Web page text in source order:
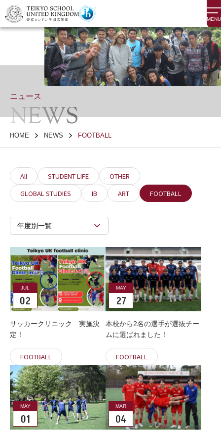
MENU
ニュース
NEWS
HOME NEWS FOOTBALL
All STUDENT LIFE
OTHER
GLOBAL STUDIES
IB ART FOOTBALL
年度別一覧
JUL
02
サッカークリニック 実施決
定！
FOOTBALL
MAY
27
本校から2名の選手が選抜チー
ムに選ばれました！
FOOTBALL
MAY
01
MAR
04